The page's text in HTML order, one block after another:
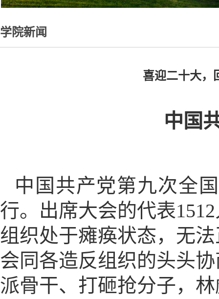
学院新闻
喜迎二十大，
中国
中国共产党第九次全
行。出席大会的代表
组织处于瘫痪状态，无
会同各造反组织的头头
派骨干、打砸抢分子，